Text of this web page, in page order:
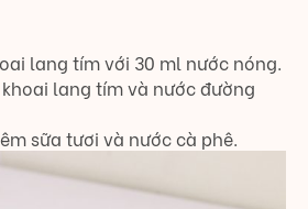
lang tím với 30 ml nước nóng.
lang tím và nước đường
sữa tươi và nước cà phê.